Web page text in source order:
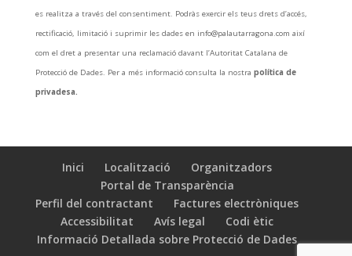
es realitza a través del consentiment. Podràs exercir els teus drets d’accés,
rectificació, limitació i suprimir les dades en info@palautarragona.com així
com el dret a presentar una reclamació davant l’Autoritat Catalana de
Protecció de Dades. Per a més informació consulta la nostra política de
privadesa.
Inici Localització
Organitzadors
Portal de Transparència
Perfil del contractant
Factures electròniques
Accessibilitat
Avís legal
Codi ètic
Informació Detallada sobre Protecció de Dades